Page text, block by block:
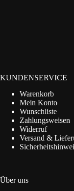
KUNDENSERVICE
Warenkorb
Mein Konto
Wunschliste
Zahlungsweisen
Widerruf
Versand &
Über uns